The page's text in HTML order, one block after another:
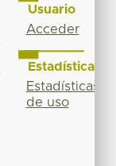
Usuario
Acceder
Estadísticas
Estadísticas
de uso